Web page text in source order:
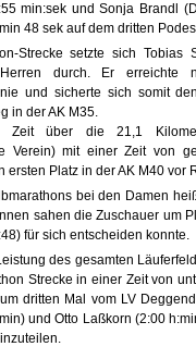
min:sek und Sonja Brandl
48 sek auf dem dritten
Strecke setzte sich Tobias
durch. Er erreichte
und sicherte sich somit
in der AK M35.
Zeit über die 21,1
Verein) mit einer Zeit von
ersten Platz in der AK M40
bei den Damen
sahen die Zuschauer um
für sich entscheiden konnte.
des gesamten
Strecke in einer Zeit von
dritten Mal vom LV
und Otto Laßkorn (2:00